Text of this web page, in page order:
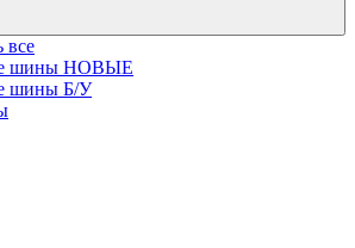
все
шины НОВЫЕ
шины Б/У